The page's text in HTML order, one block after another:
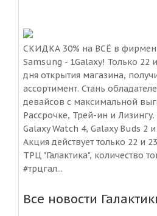
СКИДКА 30% на ВСЁ в
Samsung - 1Galaxy! Только 22
дня открытия магазина,
ассортимент. Стань
девайсов с максимальной
Рассрочке, Трей-ин и
Galaxy Watch 4, Galaxy Buds 2
Акция действует только 22 и
ТРЦ "Галактика", количество
#трцгал...
Все новости